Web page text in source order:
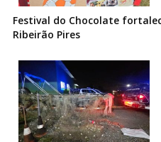
Festival do Chocolate
Ribeirão Pires